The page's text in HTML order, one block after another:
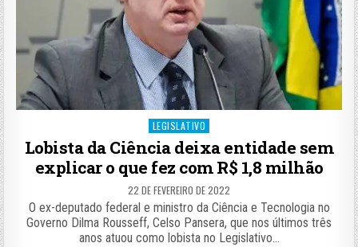
Posted
LEGISLATIVO
Lobista da Ciência deixa entidade sem
explicar o que fez com R$ 1,8 milhão
22 DE FEVEREIRO DE 2022
O ex-deputado federal e ministro da Ciência e Tecnologia no
Governo Dilma Rousseff, Celso Pansera, que nos últimos três
anos atuou como lobista no Legislativo…